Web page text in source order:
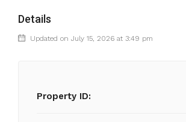
Details
Updated on July 15, 2026 at 3:49 pm
Property ID: